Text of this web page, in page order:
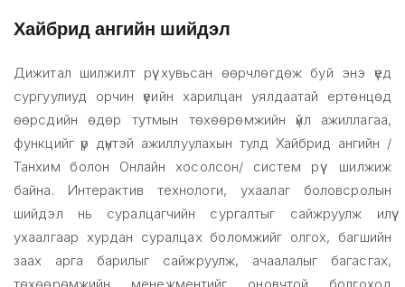
Хайбрид ангийн шийдэл
Дижитал шилжилт рүү хувьсан өөрчлөгдөж буй энэ үед
cургуулиуд орчин үеийн харилцан уялдаатай ертөнцөд
өөрсдийн өдөр тутмын төхөөрөмжийн үйл ажиллагаа,
функцийг үр дүнтэй ажиллуулахын тулд Хайбрид ангийн /
Танхим болон Онлайн хосолсон/ систем рүү шилжиж
байна. Интерактив технологи, ухаалаг боловсролын
шийдэл нь суралцагчийн сургалтыг сайжруулж илүү
ухаалгаар хурдан суралцах боломжийг олгох, багшийн
заах арга барилыг сайжруулж, ачаалалыг багасгах,